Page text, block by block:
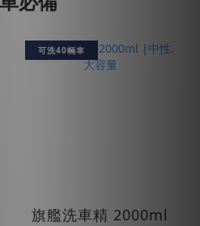
可洗40輛車
旗艦洗車精 2000ml